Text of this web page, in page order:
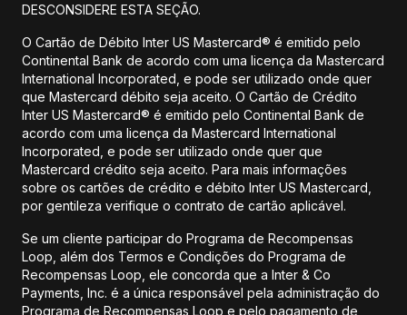
DESCONSIDERE ESTA SEÇÃO.
O Cartão de Débito Inter US Mastercard® é emitido pelo
Continental Bank de acordo com uma licença da Mastercard
International Incorporated, e pode ser utilizado onde quer
que Mastercard débito seja aceito. O Cartão de Crédito
Inter US Mastercard® é emitido pelo Continental Bank de
acordo com uma licença da Mastercard International
Incorporated, e pode ser utilizado onde quer que
Mastercard crédito seja aceito. Para mais informações
sobre os cartões de crédito e débito Inter US Mastercard,
por gentileza verifique o contrato de cartão aplicável.
Se um cliente participar do Programa de Recompensas
Loop, além dos Termos e Condições do Programa de
Recompensas Loop, ele concorda que a Inter & Co
Payments, Inc. é a única responsável pela administração do
Programa de Recompensas Loop e pelo pagamento de